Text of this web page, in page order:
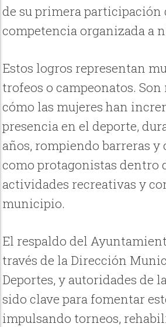
de su primera participación
competencia organizada a
Estos logros representan
trofeos o campeonatos. Son
cómo las mujeres han
presencia en el deporte,
años, rompiendo barreras y
como protagonistas dentro
actividades recreativas y
municipio.
El respaldo del
través de la Dirección
Deportes, y autoridades de
sido clave para fomentar
impulsando torneos,